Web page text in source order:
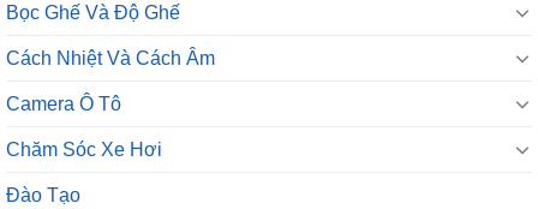
Bọc Ghế Và Độ Ghế
Cách Nhiệt Và Cách Âm
Camera Ô Tô
Chăm Sóc Xe Hơi
Đào Tạo